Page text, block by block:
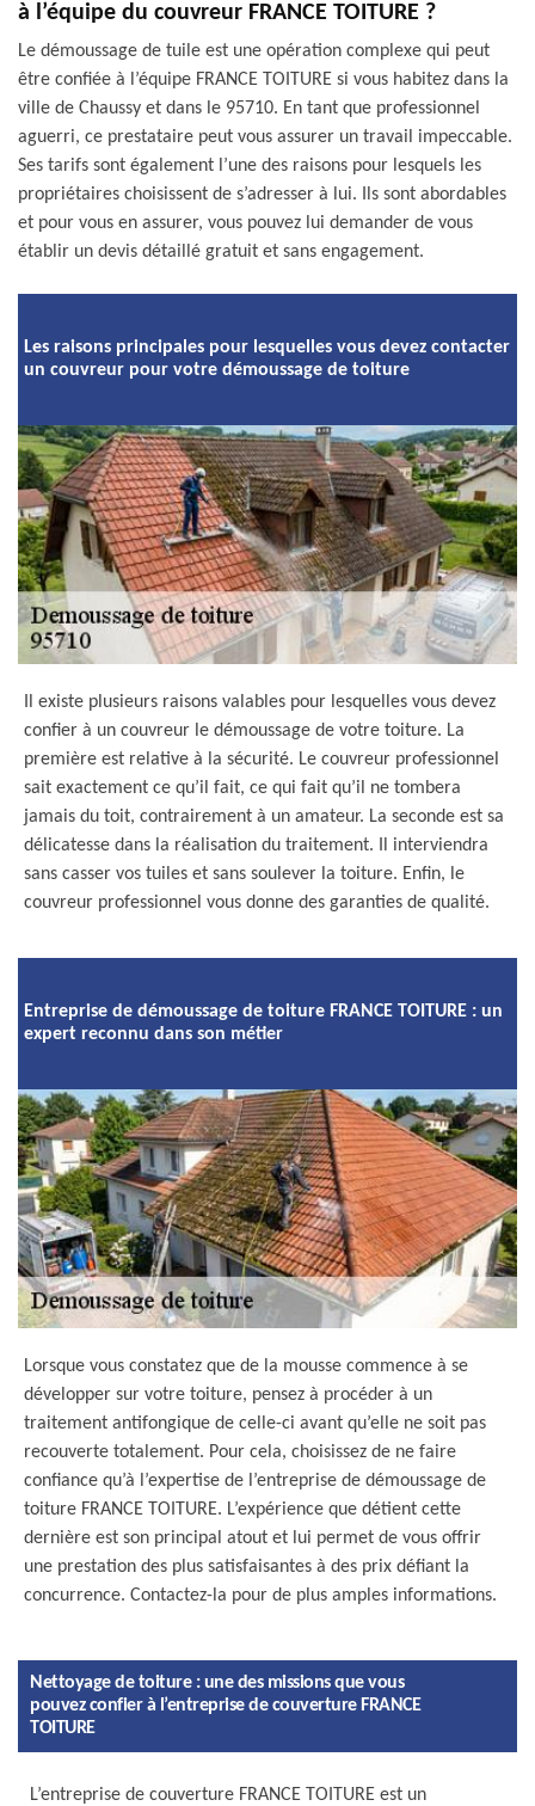
à l’équipe du couvreur FRANCE TOITURE ?
Le démoussage de tuile est une opération complexe qui peut
être confiée à l’équipe FRANCE TOITURE si vous habitez dans la
ville de Chaussy et dans le 95710. En tant que professionnel
aguerri, ce prestataire peut vous assurer un travail impeccable.
Ses tarifs sont également l’une des raisons pour lesquels les
propriétaires choisissent de s’adresser à lui. Ils sont abordables
et pour vous en assurer, vous pouvez lui demander de vous
établir un devis détaillé gratuit et sans engagement.
Les raisons principales pour lesquelles vous devez contacter
un couvreur pour votre démoussage de toiture
Il existe plusieurs raisons valables pour lesquelles vous devez
confier à un couvreur le démoussage de votre toiture. La
première est relative à la sécurité. Le couvreur professionnel
sait exactement ce qu’il fait, ce qui fait qu’il ne tombera
jamais du toit, contrairement à un amateur. La seconde est sa
délicatesse dans la réalisation du traitement. Il interviendra
sans casser vos tuiles et sans soulever la toiture. Enfin, le
couvreur professionnel vous donne des garanties de qualité.
Entreprise de démoussage de toiture FRANCE TOITURE : un
expert reconnu dans son métier
Lorsque vous constatez que de la mousse commence à se
développer sur votre toiture, pensez à procéder à un
traitement antifongique de celle-ci avant qu’elle ne soit pas
recouverte totalement. Pour cela, choisissez de ne faire
confiance qu’à l’expertise de l’entreprise de démoussage de
toiture FRANCE TOITURE. L’expérience que détient cette
dernière est son principal atout et lui permet de vous offrir
une prestation des plus satisfaisantes à des prix défiant la
concurrence. Contactez-la pour de plus amples informations.
Nettoyage de toiture : une des missions que vous
pouvez confier à l’entreprise de couverture FRANCE
TOITURE
L’entreprise de couverture FRANCE TOITURE est un